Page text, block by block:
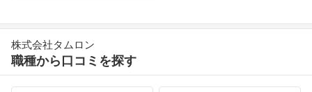
株式会社タムロン
職種から口コミを探す